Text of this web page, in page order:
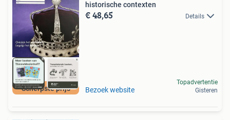
Scherpste prijs
historische contexten
€ 48,65 Details
Bezoek website
Topadvertentie
Gisteren